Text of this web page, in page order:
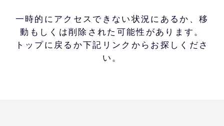
一時的にアクセスできない状況にあるか、移
動もしくは削除された可能性があります。
トップに戻るか下記リンクからお探しくださ
い。